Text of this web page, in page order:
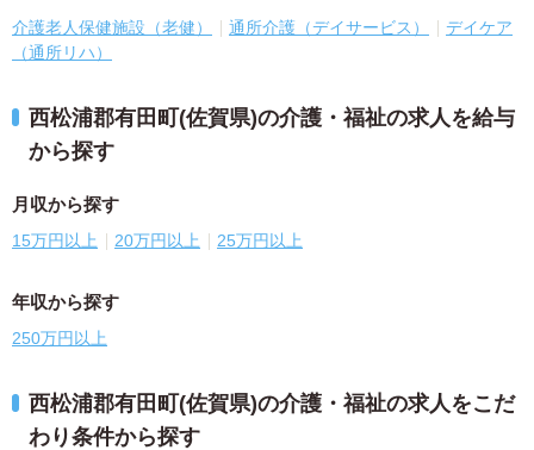
介護老人保健施設（老健） 通所介護（デイサービス）
デイケア
（通所リハ）
西松浦郡有田町(佐賀県)の介護・福祉の求人を給与
から探す
月収から探す
15万円以上 20万円以上 25万円以上
年収から探す
250万円以上
西松浦郡有田町(佐賀県)の介護・福祉の求人をこだ
わり条件から探す